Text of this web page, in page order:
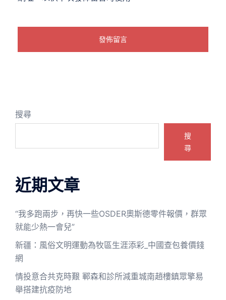
搜尋
搜
尋
近期文章
“我多跑兩步，再快一些OSDER奧斯德零件報價，群眾
就能少熱一會兒”
新疆：風俗文明運動為牧區生涯添彩_中國查包養價錢
網
情投意合共克時艱 鄆森和診所減重城南趙樓鎮眾擎易
舉搭建抗疫防地